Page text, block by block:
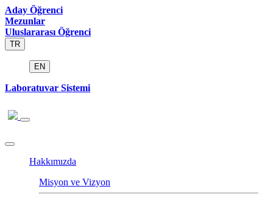
Aday Öğrenci
Mezunlar
Uluslararası Öğrenci
TR
EN
Laboratuvar Sistemi
Hakkımızda
Misyon ve Vizyon